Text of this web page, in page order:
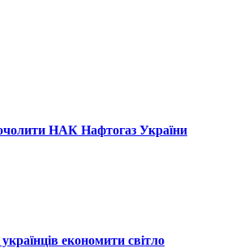
НАК Нафтогаз України
економити світло